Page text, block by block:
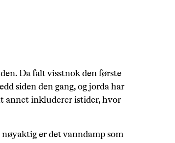
Da falt visstnok den første
siden den gang, og jorda har
annet inkluderer istider, hvor
er det vanndamp som